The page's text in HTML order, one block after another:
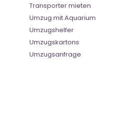
Transporter mieten
Umzug mit Aquarium
Umzugshelfer
Umzugskartons
Umzugsanfrage